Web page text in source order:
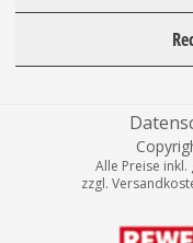
Alle Preise
zzgl.